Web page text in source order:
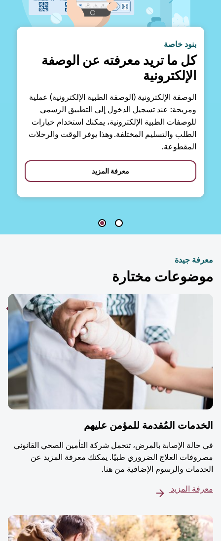
بنود خاصة
كل ما تريد معرفته عن الوصفة
الإلكترونية
الوصفة الإلكترونية (الوصفة الطبية الإلكترونية) عملية
ومريحة: عند تسجيل الدخول إلى التطبيق الرسمي
للوصفات الطبية الإلكترونية، يمكنك استخدام خيارات
الطلب والتسليم المختلفة. وهذا يوفر الوقت والرحلات
المقطوعة.
معرفة المزيد
جيدة
مختارة
المُقدمة للمؤمن عليهم
الإصابة بالمرض، تتحمل شركة التأمين الصحي القانوني
العلاج الضروري طبيًا. يمكنك معرفة المزيد عن
والرسوم الإضافية من هنا.
المزيد